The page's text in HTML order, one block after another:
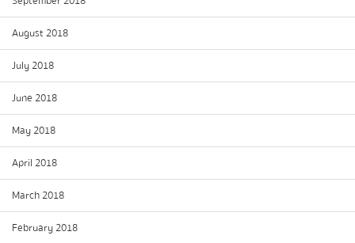
August 2018
July 2018
June 2018
May 2018
April 2018
March 2018
February 2018